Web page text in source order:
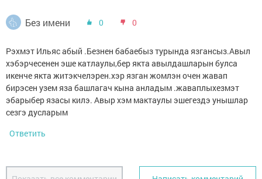
Без имени 0 0
Рэхмэт Ильяс абый .Безнен бабаебыз турында язгансыз.Авыл
хэбэрчесенен эше катлаулы,бер якта авылдашларын булса
икенче якта житэкчелэрен.хэр язган жомлэн очен жавап
бирэсен узем яза башлагач кына анладым .жаваплыхезмэт
эбарыбер язасы килэ. Авыр хэм мактаулы эшегездэ унышлар
сезгэ дусларым
Ответить